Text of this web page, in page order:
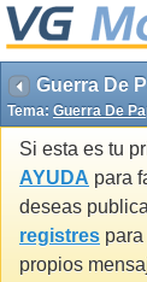
Guerra De
Tema: Guerra De
Si esta es tu
AYUDA para
deseas
registres
propios